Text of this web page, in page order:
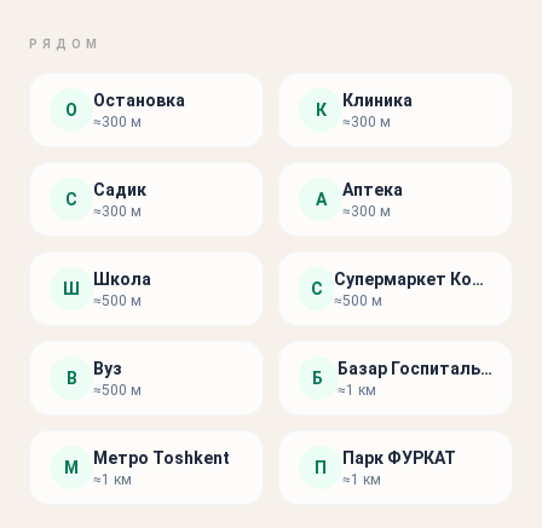
РЯДОМ
О Остановка
≈300 м
К Клиника
≈300 м
С Садик
≈300 м
А Аптека
≈300 м
Ш Школа
≈500 м
С Супермаркет Корзинка
≈500 м
В Вуз
≈500 м
Б Базар Госпитальный
≈1 км
М Метро Toshkent
≈1 км
П Парк ФУРКАТ
≈1 км